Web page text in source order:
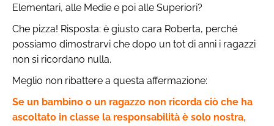
Elementari, alle Medie e poi alle Superiori?
Che pizza! Risposta: è giusto cara Roberta, perché
possiamo dimostrarvi che dopo un tot di anni i ragazzi
non si ricordano nulla.
Meglio non ribattere a questa affermazione:
Se un bambino o un ragazzo non ricorda ciò che ha
ascoltato in classe la responsabilità è solo nostra,